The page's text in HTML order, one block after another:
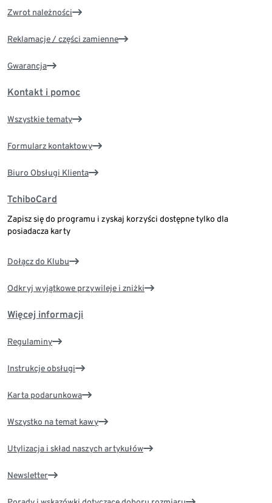
Zwrot należności
Reklamacje / części zamienne
Gwarancja
Kontakt i pomoc
Wszystkie tematy
Formularz kontaktowy
Biuro Obsługi Klienta
TchiboCard
Zapisz się do programu i zyskaj korzyści dostępne tylko dla
posiadacza karty
Dołącz do Klubu
Odkryj wyjątkowe przywileje i zniżki
Więcej informacji
Regulaminy
Instrukcje obsługi
Karta podarunkowa
Wszystko na temat kawy
Utylizacja i skład naszych artykułów
Newsletter